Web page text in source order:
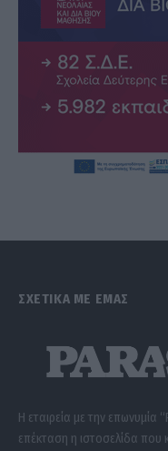
ΣΧΕΤΙΚΑ ΜΕ ΕΜΑΣ
Η εταιρεία με την επωνυμία
επέκταση η ιστοσελίδα που